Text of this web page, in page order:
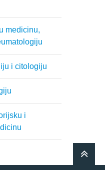
medicinu,
i citologiju
i